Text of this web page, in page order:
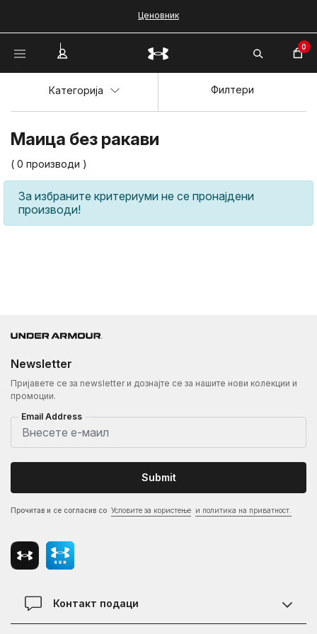
Ценовник
0
Маица без ракави
( 0 производи )
Категорија Филтери
За избраните критериуми не се пронајдени
производи!
Newsletter
Пријавете се за newsletter и дознајте се за нашите нови колекции и
промоции.
Email Address
Submit
Прочитав и се согласив со Условите за користење и политика на приватност.
Контакт подаци